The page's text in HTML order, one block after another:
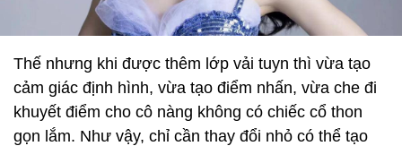
Thế nhưng khi được thêm lớp vải tuyn thì vừa tạo
cảm giác định hình, vừa tạo điểm nhấn, vừa che đi
khuyết điểm cho cô nàng không có chiếc cổ thon
gọn lắm. Như vậy, chỉ cần thay đổi nhỏ có thể tạo